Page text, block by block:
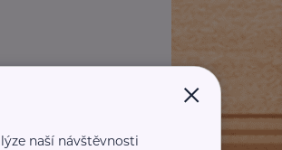
×
naší návštěvnosti